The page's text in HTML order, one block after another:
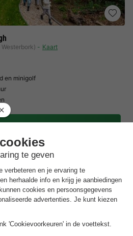
Westerbork) Kaart
en minigolf